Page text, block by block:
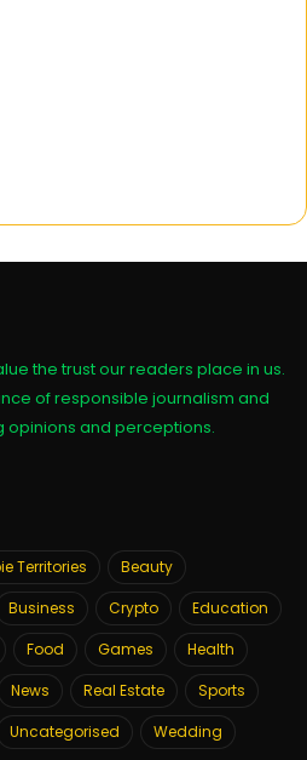
the trust our readers place in us.
of responsible journalism and
opinions and perceptions.
Territories
Beauty
Business Crypto
Education
Food Games
Health
News Real Estate
Sports
Uncategorised
Wedding